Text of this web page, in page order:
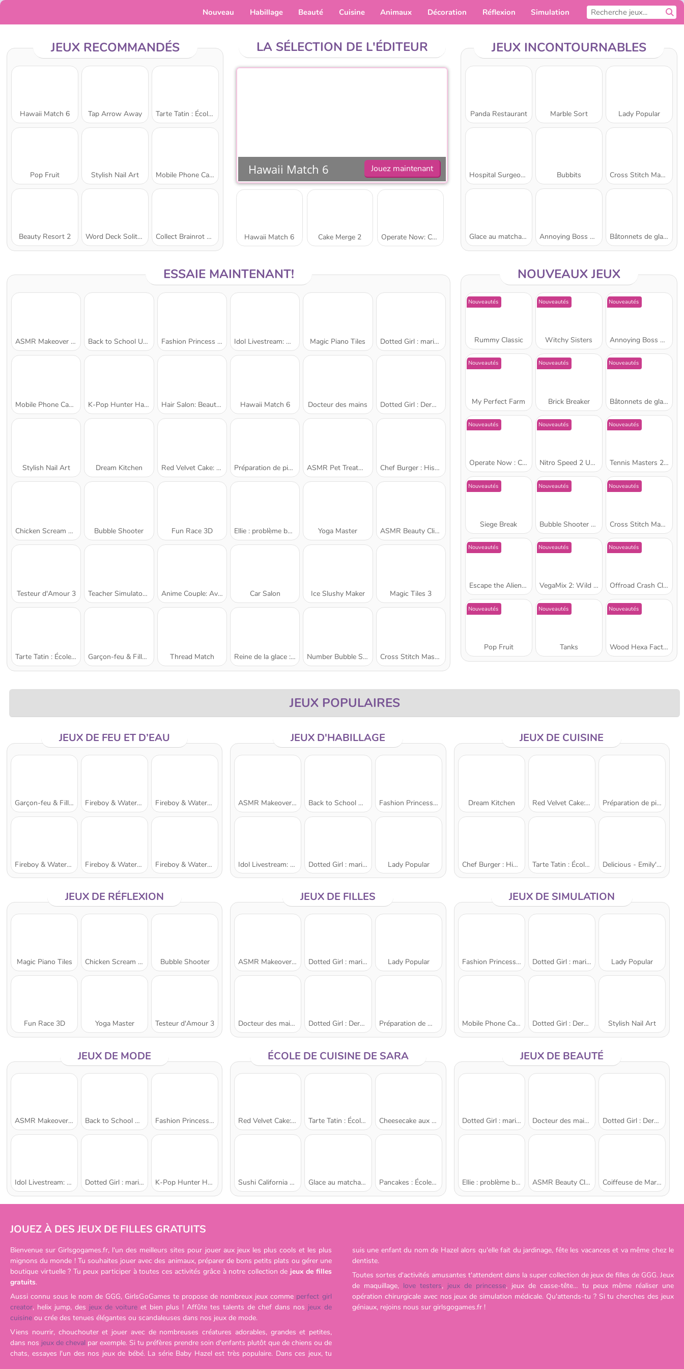
Nouveau Habillage Beauté Cuisine Animaux Décoration Réflexion Simulation
JEUX RECOMMANDÉS
Hawaii Match 6 Tap Arrow Away Tarte Tatin : École de cuisine de Sara
Pop Fruit Stylish Nail Art Mobile Phone Case Design & DIY
Beauty Resort 2 Word Deck Solitaire Collect Brainrot Arena
LA SÉLECTION DE L'ÉDITEUR
Hawaii Match 6 Jouez maintenant Cake Merge 2
Hawaii Match 6 Cake Merge 2 Operate Now: Chirurgie de l'oreille Star Stable
JEUX INCONTOURNABLES
Panda Restaurant Marble Sort Lady Popular
Hospital Surgeon Doctor Game Bubbits Cross Stitch Masters
Glace au matcha : École de cuisine de Sara Annoying Boss Punch Game Bâtonnets de glace : École de Sara
ESSAIE MAINTENANT!
ASMR Makeover & Makeup Studio Back to School Uniforms Edition Fashion Princess - Dress Up for Girls Idol Livestream: Doll Dress Up Magic Piano Tiles Dotted Girl : mariage gâché
Mobile Phone Case Design & DIY K-Pop Hunter Halloween Fashion Hair Salon: Beauty Salon Hawaii Match 6 Docteur des mains Dotted Girl : Dermatologue
Stylish Nail Art Dream Kitchen Red Velvet Cake: École de cuisine de Sara Préparation de pizza ASMR Pet Treatment Chef Burger : Histoire de Cuisine
Chicken Scream Race Bubble Shooter Fun Race 3D Ellie : problème buccal Yoga Master ASMR Beauty Clinic
Testeur d'Amour 3 Teacher Simulator Christmas Exam Anime Couple: Avatar Maker Car Salon Ice Slushy Maker Magic Tiles 3
Tarte Tatin : École de cuisine de Sara Garçon-feu & Fille-eau : Temple de forêt Thread Match Reine de la glace : relooking beauté Number Bubble Shooter Cross Stitch Masters
NOUVEAUX JEUX
Nouveautés
Rummy Classic
Nouveautés
Witchy Sisters
Nouveautés
Annoying Boss Punch Game
Nouveautés
My Perfect Farm
Nouveautés
Brick Breaker
Nouveautés
Bâtonnets de glace : École de Sara
Nouveautés
Operate Now : Chirurgie du nez
Nouveautés
Nitro Speed 2 Underground
Nouveautés
Tennis Masters 2026
Nouveautés
Siege Break
Nouveautés
Bubble Shooter Pirate Treasures
Nouveautés
Cross Stitch Masters
Nouveautés
Escape the Alien Prison
Nouveautés
VegaMix 2: Wild West
Nouveautés
Offroad Crash Climber 4X4
Nouveautés
Pop Fruit
Nouveautés
Tanks
Nouveautés
Wood Hexa Factory
JEUX POPULAIRES
JEUX DE FEU ET D’EAU
Garçon-feu & Fille-eau : Temple de forêt Fireboy & Watergirl 2: The Light Temple Fireboy & Watergirl 3: The Ice Temple
Fireboy & Watergirl 4: The Crystal Temple Fireboy & Watergirl 7: and Friends Fireboy & Watergirl 5: Elements
JEUX D'HABILLAGE
ASMR Makeover & Makeup Studio Back to School Uniforms Edition Fashion Princess - Dress Up for Girls
Idol Livestream: Doll Dress Up Dotted Girl : mariage gâché Lady Popular
JEUX DE CUISINE
Dream Kitchen Red Velvet Cake: École de cuisine de Sara Préparation de pizza
Chef Burger : Histoire de Cuisine Tarte Tatin : École de cuisine de Sara Delicious - Emily's New Beginning
JEUX DE RÉFLEXION
Magic Piano Tiles Chicken Scream Race Bubble Shooter
Fun Race 3D Yoga Master Testeur d'Amour 3
JEUX DE FILLES
ASMR Makeover & Makeup Studio Dotted Girl : mariage gâché Lady Popular
Docteur des mains Dotted Girl : Dermatologue Préparation de Mariage pour Blondie
JEUX DE SIMULATION
Fashion Princess - Dress Up for Girls Dotted Girl : mariage gâché Lady Popular
Mobile Phone Case Design & DIY Dotted Girl : Dermatologue Stylish Nail Art
JEUX DE MODE
ASMR Makeover & Makeup Studio Back to School Uniforms Edition Fashion Princess - Dress Up for Girls
Idol Livestream: Doll Dress Up Dotted Girl : mariage gâché K-Pop Hunter Halloween Fashion
ÉCOLE DE CUISINE DE SARA
Red Velvet Cake: École de cuisine de Sara Tarte Tatin : École de cuisine de Sara Cheesecake aux fraises: École de Sara
Sushi California Roll: École de cuisine de Sara Glace au matcha : École de cuisine de Sara Pancakes : École de cuisine de Sara
JEUX DE BEAUTÉ
Dotted Girl : mariage gâché Docteur des mains Dotted Girl : Dermatologue
Ellie : problème buccal ASMR Beauty Clinic Coiffeuse de Mariage pour les Princesses
JOUEZ À DES JEUX DE FILLES GRATUITS
Bienvenue sur Girlsgogames.fr, l'un des meilleurs sites pour jouer aux jeux les plus cools et les plus
mignons du monde ! Tu souhaites jouer avec des animaux, préparer de bons petits plats ou gérer une
boutique virtuelle ? Tu peux participer à toutes ces activités grâce à notre collection de jeux de filles
gratuits.
Aussi connu sous le nom de GGG, GirlsGoGames te propose de nombreux jeux comme perfect girl
creator, helix jump, des jeux de voiture et bien plus ! Affûte tes talents de chef dans nos jeux de
cuisine ou crée des tenues élégantes ou scandaleuses dans nos jeux de mode.
Viens nourrir, chouchouter et jouer avec de nombreuses créatures adorables, grandes et petites,
dans nos jeux de cheval par exemple. Si tu préfères prendre soin d'enfants plutôt que de chiens ou de
chats, essayes l'un des nos jeux de bébé. La série Baby Hazel est très populaire. Dans ces jeux, tu
suis une enfant du nom de Hazel alors qu'elle fait du jardinage, fête les vacances et va même chez le
dentiste.
Toutes sortes d'activités amusantes t'attendent dans la super collection de jeux de filles de GGG. Jeux
de maquillage, love testers, jeux de princesse, jeux de casse-tête… tu peux même réaliser une
opération chirurgicale avec nos jeux de simulation médicale. Qu'attends-tu ? Si tu cherches des jeux
géniaux, rejoins nous sur girlsgogames.fr !